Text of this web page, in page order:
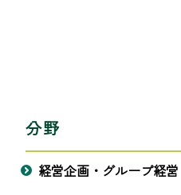
分野
経営企画・グループ経営